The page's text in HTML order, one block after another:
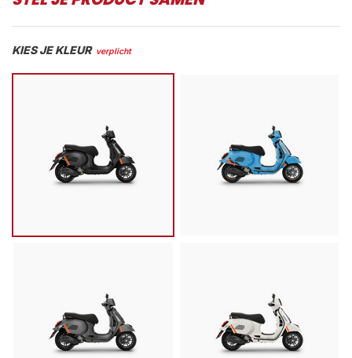
KIES JE KLEUR verplicht